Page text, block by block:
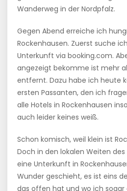
Wanderweg in der Nordpfalz.
Gegen Abend erreiche ich
Rockenhausen. Zuerst suche
Unterkunft via booking.com.
angezeigt bekomme ist mehr
entfernt. Dazu habe ich heute
ersten Passanten, den ich
alle Hotels in Rockenhausen
auch leider keines weiß.
Schon komisch, weil klein ist
Doch in den lokalen Weiten
eine Unterkunft in
Wunder geschieht, es ist eins
das offen hat und wo ich sogar